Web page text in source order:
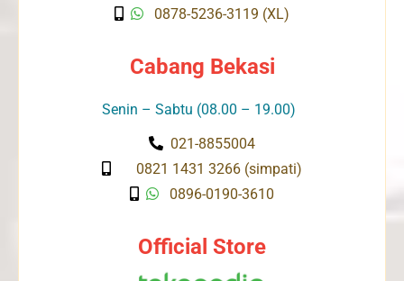
0878-5236-3119 (XL)
Cabang Bekasi
Senin – Sabtu (08.00 – 19.00)
021-8855004
0821 1431 3266 (simpati)
0896-0190-3610
Official Store